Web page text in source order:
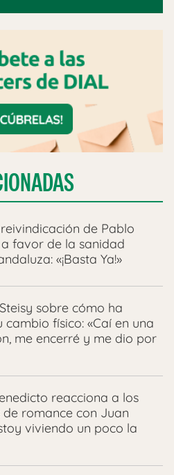
de Pablo
favor de la sanidad
«¡Basta Ya!»
sobre cómo ha
cambio físico: «Caí en una
me encerré y me dio por
reacciona a los
de romance con Juan
viviendo un poco la